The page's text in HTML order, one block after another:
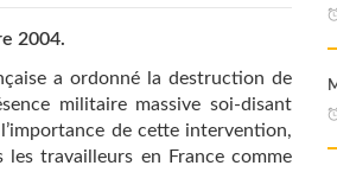
2004.
a ordonné la destruction de
militaire massive soi-disant
de cette intervention,
travailleurs en France comme